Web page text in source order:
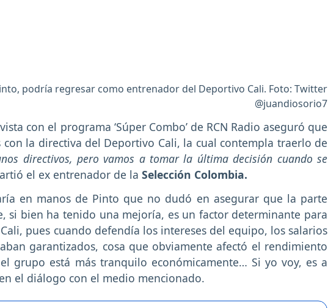
podría regresar como entrenador del Deportivo Cali. Foto: Twitter
@juandiosorio7
con el programa ‘Súper Combo’ de RCN Radio aseguró que
con la directiva del Deportivo Cali, la cual contempla traerlo de
directivos, pero vamos a tomar la última decisión cuando se
el ex entrenador de la Selección Colombia.
en manos de Pinto que no dudó en asegurar que la parte
si bien ha tenido una mejoría, es un factor determinante para
pues cuando defendía los intereses del equipo, los salarios
garantizados, cosa que obviamente afectó el rendimiento
grupo está más tranquilo económicamente… Si yo voy, es a
el diálogo con el medio mencionado.